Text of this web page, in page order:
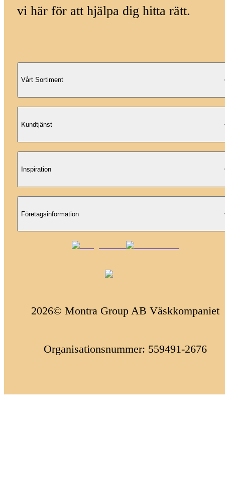
vi här för att hjälpa dig hitta rätt.
Vårt Sortiment
Kundtjänst
Inspiration
Företagsinformation
2026© Montra Group AB Väskkompaniet
Organisationsnummer: 559491-2676